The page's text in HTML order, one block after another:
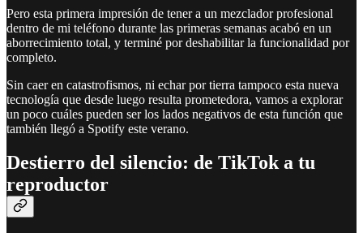
Pero esta primera impresión de tener a un mezclador profesional
dentro de mi teléfono durante las primeras semanas acabó en un
aborrecimiento total, y terminé por deshabilitar la funcionalidad por
completo.
Sin caer en catastrofismos, ni echar por tierra tampoco esta nueva
tecnología que desde luego resulta prometedora, vamos a explorar
un poco cuáles pueden ser los lados negativos de esta función que
también llegó a Spotify este verano.
Destierro del silencio: de TikTok a tu
reproductor